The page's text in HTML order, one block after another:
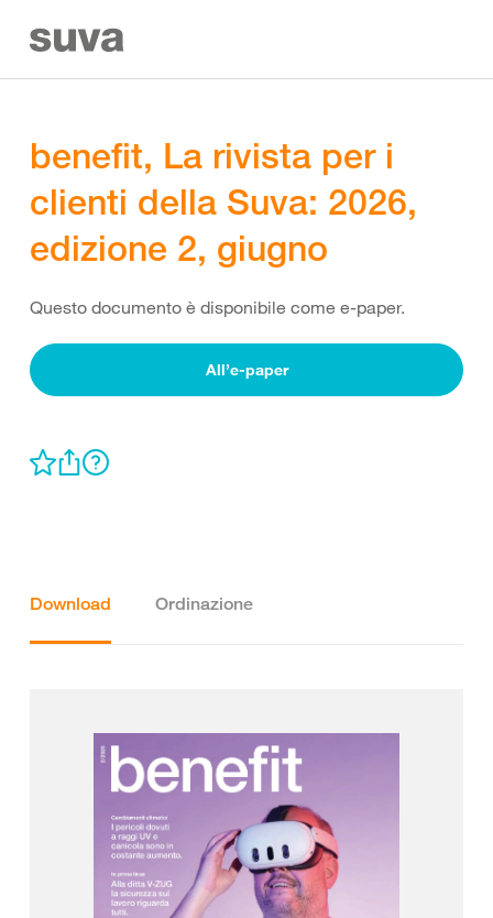
benefit, La rivista per i
clienti della Suva: 2026,
edizione 2, giugno
Questo documento è disponibile come e-paper.
All’e-paper
Download Ordinazione